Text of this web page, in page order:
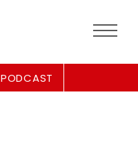
PODCAST